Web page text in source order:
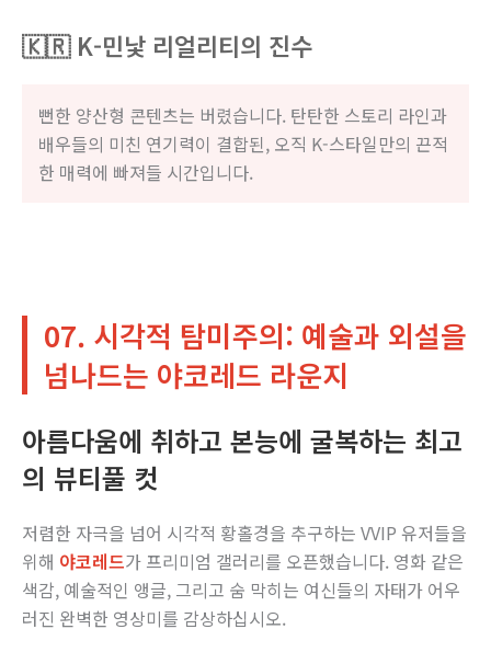
🇰🇷 K-민낯 리얼리티의 진수
뻔한 양산형 콘텐츠는 버렸습니다. 탄탄한 스토리 라인과
배우들의 미친 연기력이 결합된, 오직 K-스타일만의 끈적
한 매력에 빠져들 시간입니다.
07. 시각적 탐미주의: 예술과 외설을
넘나드는 야코레드 라운지
아름다움에 취하고 본능에 굴복하는 최고
의 뷰티풀 컷
저렴한 자극을 넘어 시각적 황홀경을 추구하는 VVIP 유저들을
위해 야코레드가 프리미엄 갤러리를 오픈했습니다. 영화 같은
색감, 예술적인 앵글, 그리고 숨 막히는 여신들의 자태가 어우
러진 완벽한 영상미를 감상하십시오.